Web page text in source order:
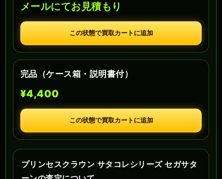
メールにてお見積もり
この状態で買取カートに追加
完品（ケース箱・説明書付）
¥4,400
この状態で買取カートに追加
プリンセスクラウン サタコレシリーズ セガサタ